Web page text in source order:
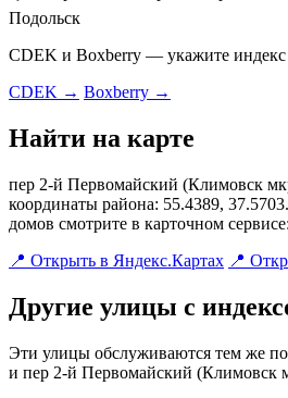
Подольск
CDEK и Boxberry — укажите
CDEK → Boxberry →
Найти на карте
пер 2-й Первомайский (Климовск
координаты района: 55.4389,
домов смотрите в карточном сервисе:
📍 Открыть в Яндекс.Картах 📍
Другие улицы с
Эти улицы обслуживаются тем же
и пер 2-й Первомайский (Климовск